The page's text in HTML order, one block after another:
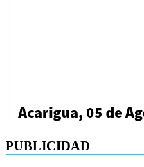
PUBLICIDAD